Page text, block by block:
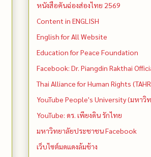
หนังสือคันฉ่องส่องไทย 2569
Content in ENGLISH
English for All Website
Education for Peace Foundation
Facebook: Dr. Piangdin Rakthai
Thai Alliance for Human Rights
YouTube People's University (มหา
YouTube: ดร. เพียงดิน รักไทย
มหาวิทยาลัยประชาชน Facebook
เว็บไซต์มดแดงล้มช้าง